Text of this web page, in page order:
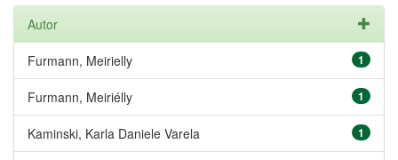
Autor
1
Furmann, Meirielly
1
Furmann, Meiriélly
1
Kaminski, Karla Daniele Varela